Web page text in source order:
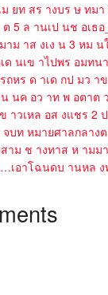
ยท สร างบร ษ ทมา
5 ล านเป นช อเธอ
าม าส งเง น 3 หม
ด นเข าไปพร อมทน
ถหร ด าเด กป มว า
นค อว าท พ อตาต
าวเหล อส งแชร 2
บท หมายศาลกลาง
าม ช างทาส ห ามม
เอาโฉนดบ านหล ง